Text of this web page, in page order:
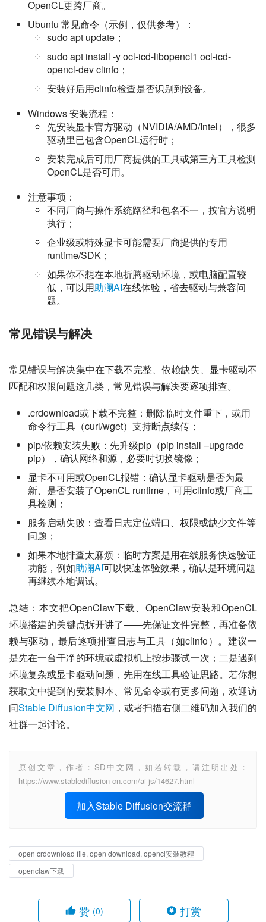
OpenCL更跨厂商。
Ubuntu 常见命令（示例，仅供参考）：
sudo apt update；
sudo apt install -y ocl-icd-libopencl1 ocl-icd-
opencl-dev clinfo；
安装好后用clinfo检查是否识别到设备。
Windows 安装流程：
先安装显卡官方驱动（NVIDIA/AMD/Intel），很多
驱动里已包含OpenCL运行时；
安装完成后可用厂商提供的工具或第三方工具检测
OpenCL是否可用。
注意事项：
不同厂商与操作系统路径和包名不一，按官方说明
执行；
企业级或特殊显卡可能需要厂商提供的专用
runtime/SDK；
如果你不想在本地折腾驱动环境，或电脑配置较
低，可以用助澜AI在线体验，省去驱动与兼容问
题。
常见错误与解决
常见错误与解决集中在下载不完整、依赖缺失、显卡驱动不
匹配和权限问题这几类，常见错误与解决要逐项排查。
.crdownload或下载不完整：删除临时文件重下，或用
命令行工具（curl/wget）支持断点续传；
pip/依赖安装失败：先升级pip（pip install –upgrade
pip），确认网络和源，必要时切换镜像；
显卡不可用或OpenCL报错：确认显卡驱动是否为最
新、是否安装了OpenCL runtime，可用clinfo或厂商工
具检测；
服务启动失败：查看日志定位端口、权限或缺少文件等
问题；
如果本地排查太麻烦：临时方案是用在线服务快速验证
功能，例如助澜AI可以快速体验效果，确认是环境问题
再继续本地调试。
总结：本文把OpenClaw下载、OpenClaw安装和OpenCL
环境搭建的关键点拆开讲了——先保证文件完整，再准备依
赖与驱动，最后逐项排查日志与工具（如clinfo）。建议一
是先在一台干净的环境或虚拟机上按步骤试一次；二是遇到
环境复杂或显卡驱动问题，先用在线工具验证思路。若你想
获取文中提到的安装脚本、常见命令或有更多问题，欢迎访
问Stable Diffusion中文网 ，或者扫描右侧二维码加入我们的
社群一起讨论。
原创文章，作者：SD中文网，如若转载，请注明出处：
https://www.stablediffusion-cn.com/ai-js/14627.html
加入Stable Diffusion交流群
open crdownload file, open download, opencl安装教程
openclaw下载
赞 (0) 打赏